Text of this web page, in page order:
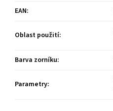
EAN:
Oblast použití:
Barva zorníku:
Parametry: